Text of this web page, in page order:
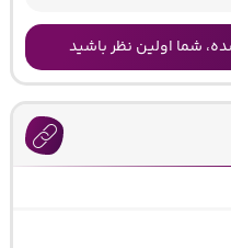
شما اولین نظر باشید